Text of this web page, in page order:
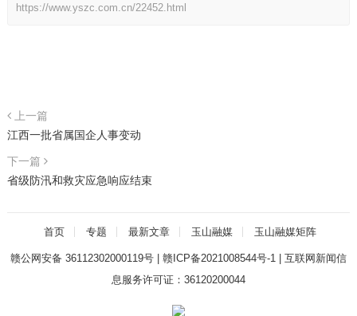
https://www.yszc.com.cn/22452.html
上一篇
江西一批省属国企人事变动
下一篇
省级防汛和救灾应急响应结束
首页 专题 最新文章 玉山融媒 玉山融媒矩阵
赣公网安备 36112302000119号| 赣ICP备2021008544号-1| 互联网新闻信
息服务许可证：36120200044